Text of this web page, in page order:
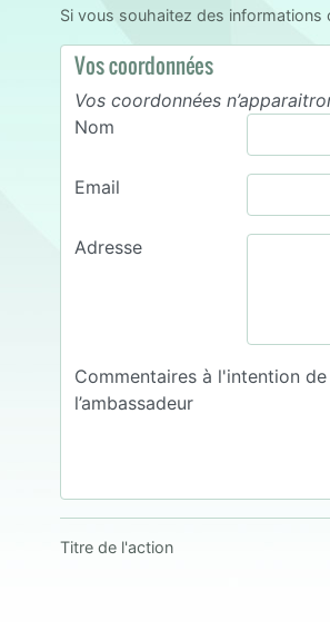
Si vous souhaitez des informations
Vos coordonnées
Vos coordonnées
Nom
Email
Adresse
Commentaires à l'intention de
l’ambassadeur
Titre de l'action